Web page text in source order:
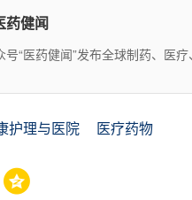
药健闻
号“医药健闻”发布全球制药、医
护理与医院 医疗药物